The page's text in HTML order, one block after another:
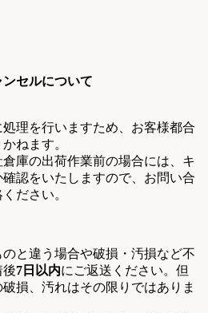
セルについて
理を行いますため、お客様都合
ねます。
庫の出荷作業前の場合には、キ
認をいたしますので、お問い合
ださい。
と違う場合や破損・汚損など不
後7日以内にご返送ください。但
損、汚れはその限りではありま